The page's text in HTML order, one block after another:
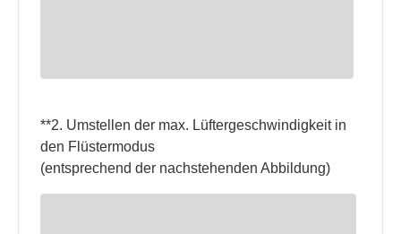
**2. Umstellen der max. Lüftergeschwindigkeit in
den Flüstermodus
(entsprechend der nachstehenden Abbildung)